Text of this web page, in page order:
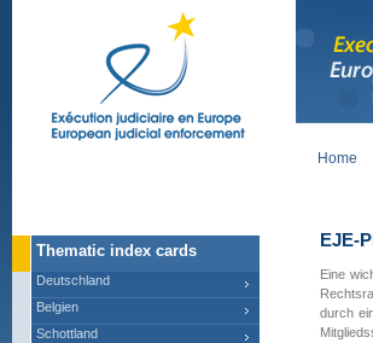
EJE-
Eine
durch
Home
Thematic index cards
Deutschland
Belgien
Schottland